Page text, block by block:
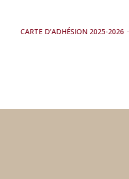
CARTE D’ADHÉSION 2025-2026